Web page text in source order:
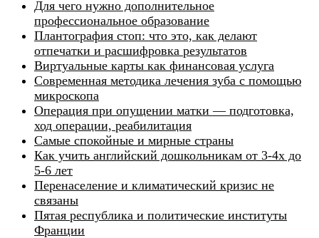
Для чего нужно дополнительное
профессиональное образование
Плантография стоп: что это, как делают
отпечатки и расшифровка результатов
Виртуальные карты как финансовая услуга
Современная методика лечения зуба с помощью
микроскопа
Операция при опущении матки — подготовка,
ход операции, реабилитация
Самые спокойные и мирные страны
Как учить английский дошкольникам от 3-4х до
5-6 лет
Перенаселение и климатический кризис не
связаны
Пятая республика и политические институты
Франции